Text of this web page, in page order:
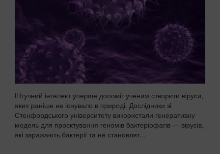
Штучний інтелект уперше допоміг ученим створити віруси,
яких раніше не існувало в природі. Дослідники зі
Стенфордського університету використали генеративну
модель для проєктування геномів бактеріофагів — вірусів,
які заражають бактерії та не становлят...